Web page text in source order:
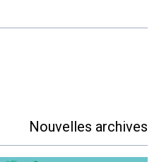
Nouvelles archives